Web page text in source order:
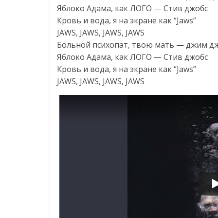
Яблоко Адама, как ЛОГО — Стив джобс
Кровь и вода, я на экране как “Jaws”
JAWS, JAWS, JAWS, JAWS
Больной психопат, твою мать — джим
Яблоко Адама, как ЛОГО — Стив джобс
Кровь и вода, я на экране как “Jaws”
JAWS, JAWS, JAWS, JAWS